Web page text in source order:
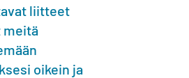
liitteet
meitä
oikein ja